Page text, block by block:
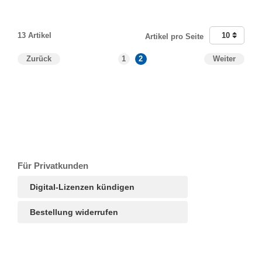
Für Privatkunden
Digital-Lizenzen kündigen
Bestellung widerrufen
13 Artikel
Zurück 1 2 Weiter
Artikel pro Seite 10